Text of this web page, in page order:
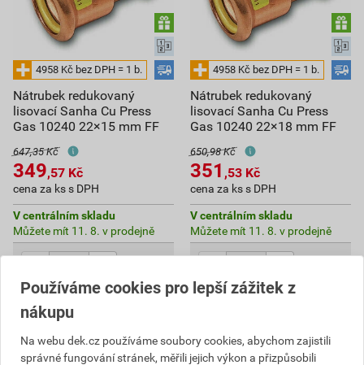
Nátrubek redukovaný
lisovací Sanha Cu Press
Gas 10240 22×15 mm FF
647,35 Kč
349,57 Kč
cena za ks s DPH
V centrálním skladu
Můžete mít 11. 8. v prodejně
Do košíku
celkem s DPH
Nátrubek redukovaný
lisovací Sanha Cu Press
Gas 10240 22×18 mm FF
650,98 Kč
351 ,53 Kč
cena za ks s DPH
V centrálním skladu
Můžete mít 11. 8. v prodejně
351,53 celkem s DPH
Používáme cookies pro lepší zážitek z
nákupu
Na webu dek.cz používáme soubory cookies, abychom zajistili
správné fungování stránek, měřili jejich výkon a přizpůsobili